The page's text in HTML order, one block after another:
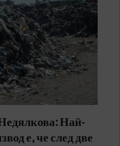
Най-
е, че след две